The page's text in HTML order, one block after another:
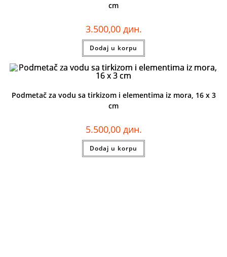
cm
3.500,00 дин.
Dodaj u korpu
Podmetač za vodu sa tirkizom i elementima iz mora, 16 x 3
cm
5.500,00 дин.
Dodaj u korpu